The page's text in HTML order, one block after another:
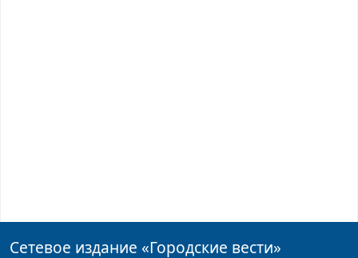
Сетевое издание «Городские вести»